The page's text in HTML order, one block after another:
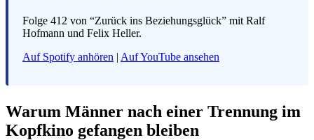
Folge 412 von “Zurück ins Beziehungsglück” mit Ralf
Hofmann und Felix Heller.
Auf Spotify anhören | Auf YouTube ansehen
Warum Männer nach einer Trennung im
Kopfkino gefangen bleiben